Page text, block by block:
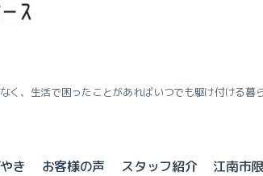
、生活で困ったことがあればいつでも駆け付ける暮
き お客様の声 スタッフ紹介 江南市